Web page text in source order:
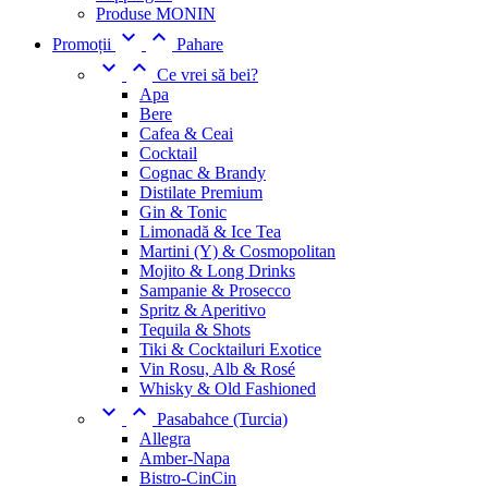
Produse MONIN
Promoții
  Pahare
  Ce vrei să bei?
Apa
Bere
Cafea & Ceai
Cocktail
Cognac & Brandy
Distilate Premium
Gin & Tonic
Limonadă & Ice Tea
Martini (Y) & Cosmopolitan
Mojito & Long Drinks
Sampanie & Prosecco
Spritz & Aperitivo
Tequila & Shots
Tiki & Cocktailuri Exotice
Vin Rosu, Alb & Rosé
Whisky & Old Fashioned
  Pasabahce (Turcia)
Allegra
Amber-Napa
Bistro-CinCin